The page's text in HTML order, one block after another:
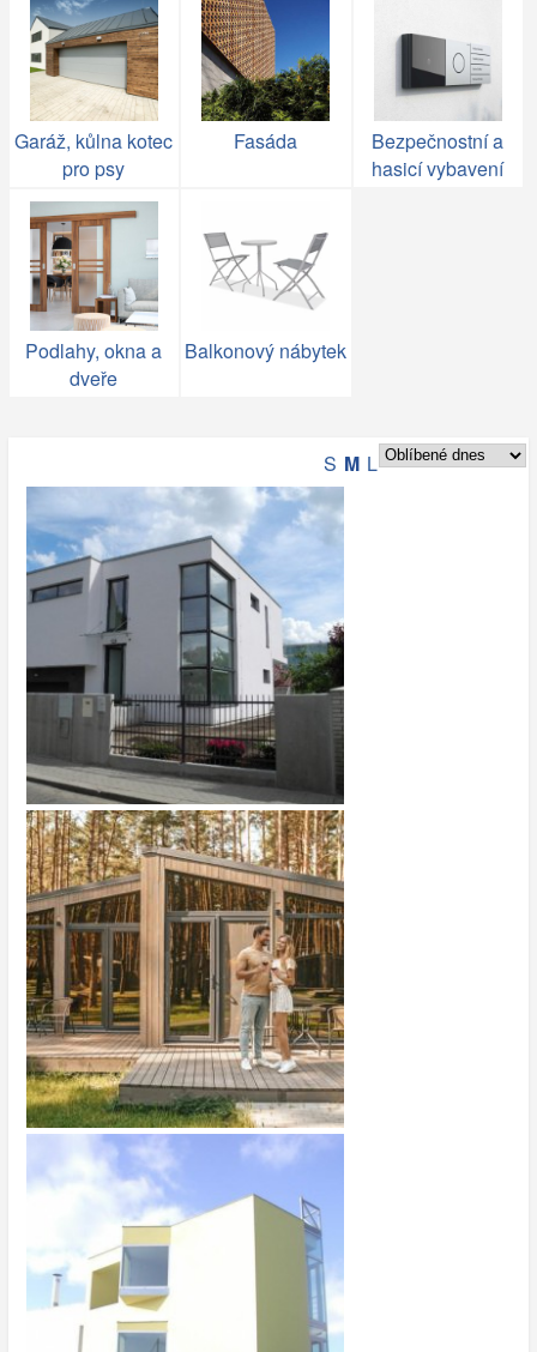
Garáž, kůlna kotec
pro psy
Fasáda
Bezpečnostní a
hasicí vybavení
Podlahy, okna a
dveře
Balkonový nábytek
S M L